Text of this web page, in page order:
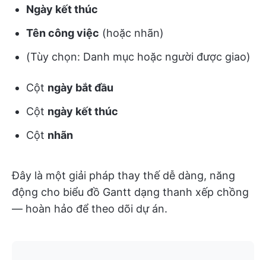
Ngày kết thúc
Tên công việc (hoặc nhãn)
(Tùy chọn: Danh mục hoặc người được giao)
Cột ngày bắt đầu
Cột ngày kết thúc
Cột nhãn
Đây là một giải pháp thay thế dễ dàng, năng
động cho biểu đồ Gantt dạng thanh xếp chồng
— hoàn hảo để theo dõi dự án.